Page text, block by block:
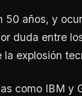
50 años, y
duda entre
explosión
como IBM y